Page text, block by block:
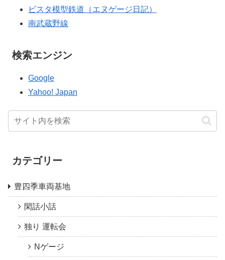
ビスタ模型鉄道（エヌゲージ日記）
南武蔵野線
検索エンジン
Google
Yahoo! Japan
カテゴリー
豊四季車両基地
閑話小話
独り 運転会
Nゲージ